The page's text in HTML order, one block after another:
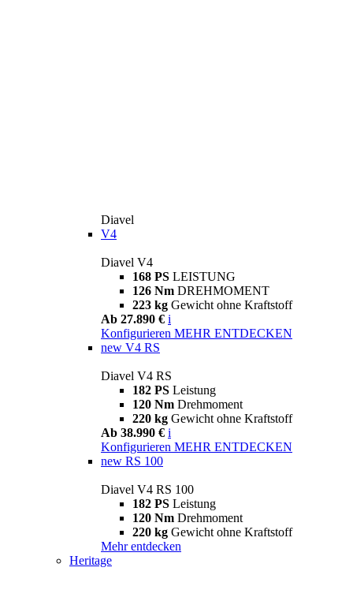
Diavel
V4
Diavel V4
168 PS LEISTUNG
126 Nm DREHMOMENT
223 kg Gewicht ohne Kraftstoff
Ab 27.890 € i
Konfigurieren MEHR ENTDECKEN
new V4 RS
Diavel V4 RS
182 PS Leistung
120 Nm Drehmoment
220 kg Gewicht ohne Kraftstoff
Ab 38.990 € i
Konfigurieren MEHR ENTDECKEN
new RS 100
Diavel V4 RS 100
182 PS Leistung
120 Nm Drehmoment
220 kg Gewicht ohne Kraftstoff
Mehr entdecken
Heritage